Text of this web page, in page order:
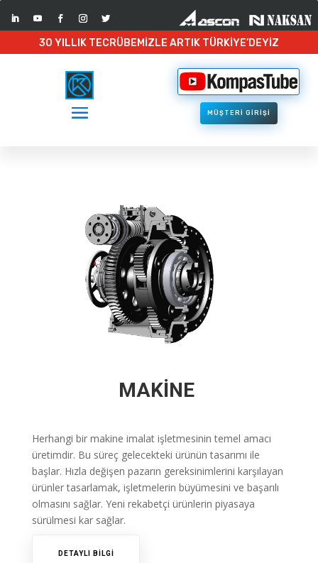
30 YILLIK TECRÜBEMİZLE ARTIK TÜRKİYE’DEYİZ
MÜŞTERİ GİRİŞİ
MAKİNE
Herhangi bir makine imalat işletmesinin temel amacı
üretimdir. Bu süreç gelecekteki ürünün tasarımı ile
başlar. Hızla değişen pazarın gereksinimlerini karşılayan
ürünler tasarlamak, işletmelerin büyümesini ve başarılı
olmasını sağlar. Yeni rekabetçi ürünlerin piyasaya
sürülmesi kar sağlar.
DETAYLI BİLGİ